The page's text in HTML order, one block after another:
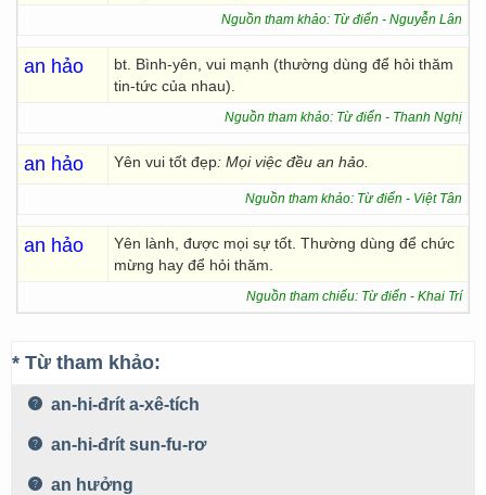
Nguồn tham khảo: Từ điển - Nguyễn Lân
an hảo
bt. Bình-yên, vui mạnh (thường dùng để hỏi thăm
tin-tức của nhau).
Nguồn tham khảo: Từ điển - Thanh Nghị
an hảo Yên vui tốt đẹp: Mọi việc đều an hảo.
Nguồn tham khảo: Từ điển - Việt Tân
an hảo
Yên lành, được mọi sự tốt. Thường dùng để chức
mừng hay để hỏi thăm.
Nguồn tham chiếu: Từ điển - Khai Trí
* Từ tham khảo:
an-hi-đrít a-xê-tích
an-hi-đrít sun-fu-rơ
an hưởng